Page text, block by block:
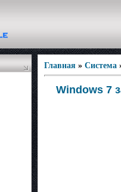
Главная » Система
Windows 7